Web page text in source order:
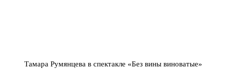
Тамара Румянцева в спектакле «Без вины виноватые»